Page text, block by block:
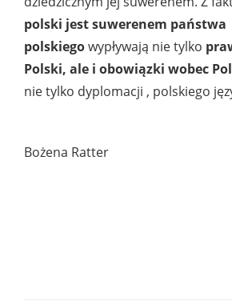
polski jest suwerenem państwa
polskiegowypływają nie tylko
Polski, ale i obowiązki wobec
nie tylko dyplomacji , polskiego
Bożena Ratter